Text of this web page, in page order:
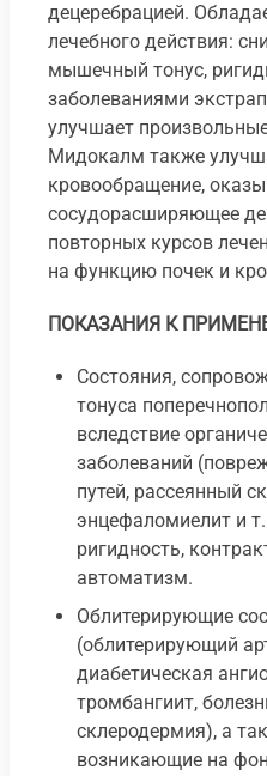
децеребрацией.
лечебного действия:
мышечный тонус,
заболеваниями
улучшает
Мидокалм также
кровообращение,
сосудорасширяющее
повторных курсов
на функцию почек и
ПОКАЗАНИЯ К
Состояния,
тонуса
вследствие
заболеваний
путей, рассеянный
энцефаломиелит и
ригидность,
автоматизм.
Облитерирующие
(облитерирующий
диабетическая
тромбангиит,
склеродермия), а
возникающие на